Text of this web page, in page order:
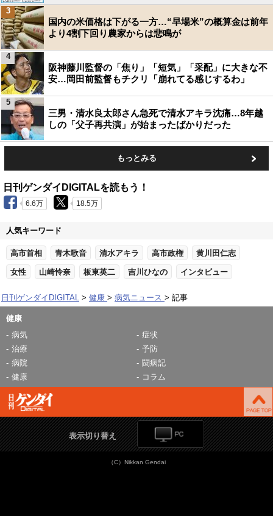
国内の米価格は下がる一方…“早場米”の概算金は前年
より4割下回り農家からは悲鳴が
3
阪神藤川監督の「焦り」「短気」「采配」に大きな不
安…岡田前監督もチクリ「崩れてる感じするわ」
4
三男・清水良太郎さん急死で清水アキラ沈痛…8年越
しの「父子再共演」が始まったばかりだった
5
もっとみる
日刊ゲンダイDIGITALを読もう！
6.6万 18.5万
人気キーワード
高市首相 青木歌音 清水アキラ 高市政権 黄川田仁志
女性 山崎怜奈 板東英二 吉川ひなの インタビュー
日刊ゲンダイDIGITAL 健康 病気ニュース 記事
健康
病気
症状
治療
予防
病院
闘病記
健康
コラム
表示切り替え
（C）Nikkan Gendai